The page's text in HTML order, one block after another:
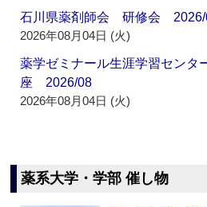
石川県薬剤師会 研修会 2026/
2026年08月04日 (火)
薬学ゼミナール生涯学習セン
座 2026/08
2026年08月04日 (火)
薬系大学・学部 催し物